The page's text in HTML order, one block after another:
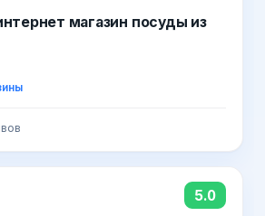
магазин посуды из
5.0